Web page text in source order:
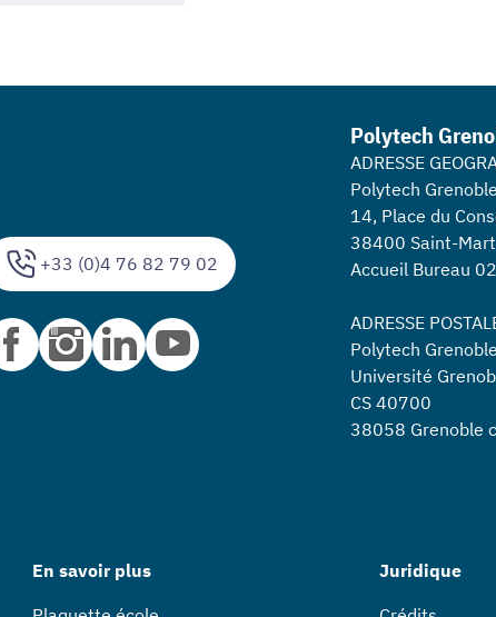
+33 (0)4 76 82 79 02
Polytech
ADRESSE
Polytech Grenoble
14, Place du
38400 Saint-
Accueil Bureau
ADRESSE
Polytech Grenoble
Université
CS 40700
38058 Grenoble
En savoir plus
Juridique